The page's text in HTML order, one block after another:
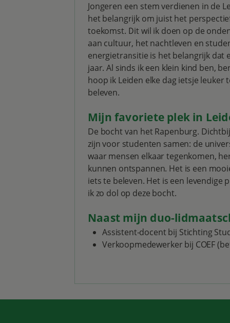
Jongeren een stem verdienen in de
het belangrijk om juist het
toekomst. Dit wil ik doen op de
aan cultuur, het nachtleven en
energietransitie is het belangrijk dat
jaar. Al sinds ik een klein kind ben,
hoop ik Leiden elke dag ietsje
beleven.
Mijn favoriete plek in
De bocht van het Rapenburg.
zijn voor studenten samen: de
waar mensen elkaar tegenkomen,
kunnen ontspannen. Het is een
iets te beleven. Het is een levendige
ik zo dol op deze bocht.
Naast mijn duo-
Assistent-docent bij Stichting
Verkoopmedewerker bij COEF